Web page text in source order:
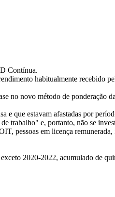
Contínua.
habitualmente recebido
no novo método de ponderação
e que estavam afastadas por
trabalho" e, portanto, não se
pessoas em licença
2020-2022, acumulado de